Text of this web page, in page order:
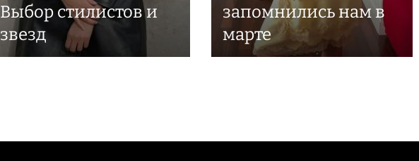
Выбор стилистов и
звезд
запомнились нам в
марте